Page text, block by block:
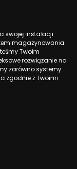
swojej instalacji
magazynowania
Twoim
rozwiązanie na
zarówno systemy
zgodnie z Twoimi